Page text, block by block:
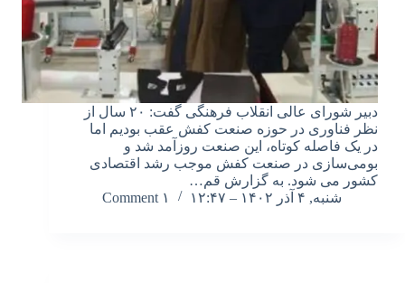
دبیر شورای عالی انقلاب فرهنگی گفت: ۲۰ سال از
نظر فناوری در حوزه صنعت کفش عقب بودیم اما
در یک فاصله کوتاه، این صنعت روزآمد شد و
بومی‌سازی در صنعت کفش موجب رشد اقتصادی
کشور می شود. به گزارش قم…
شنبه, ۴ آذر ۱۴۰۲ – ۱۲:۴۷
۱ Comment